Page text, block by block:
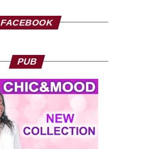
FACEBOOK
PUB